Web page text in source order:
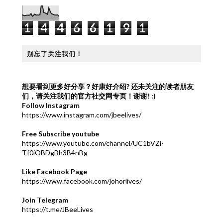
1 4 4 6 6 1 9 1
别忘了关注我们！
想要看到更多好分享？好康好介绍?还未关注的读者朋友
们，请关注我们的官方社交网专页！谢谢! :)
Follow Instagram
https://www.instagram.com/jbeelives/
Free Subscribe youtube
https://www.youtube.com/channel/UC1bVZi-
Tf0iOBDgBh3B4nBg
Like Facebook Page
https://www.facebook.com/johorlives/
Join Telegram
https://t.me/JBeeLives